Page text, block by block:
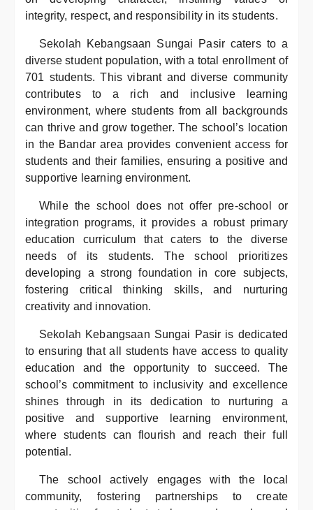
integrity, respect, and responsibility in its students.
Sekolah Kebangsaan Sungai Pasir caters to a
diverse student population, with a total enrollment of
701 students. This vibrant and diverse community
contributes to a rich and inclusive learning
environment, where students from all backgrounds
can thrive and grow together. The school’s location
in the Bandar area provides convenient access for
students and their families, ensuring a positive and
supportive learning environment.
While the school does not offer pre-school or
integration programs, it provides a robust primary
education curriculum that caters to the diverse
needs of its students. The school prioritizes
developing a strong foundation in core subjects,
fostering critical thinking skills, and nurturing
creativity and innovation.
Sekolah Kebangsaan Sungai Pasir is dedicated
to ensuring that all students have access to quality
education and the opportunity to succeed. The
school’s commitment to inclusivity and excellence
shines through in its dedication to nurturing a
positive and supportive learning environment,
where students can flourish and reach their full
potential.
The school actively engages with the local
community, fostering partnerships to create